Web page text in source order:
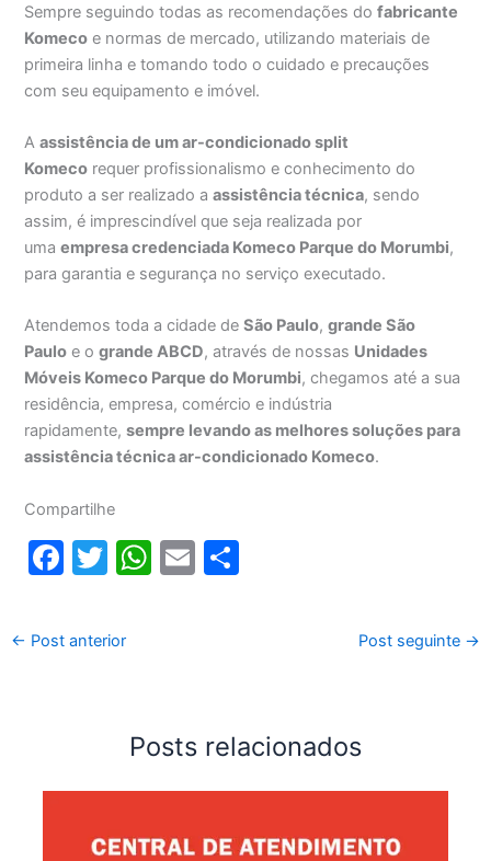
Sempre seguindo todas as recomendações dofabricante
Komeco e normas de mercado, utilizando materiais de
primeira linha e tomando todo o cuidado e precauções
com seu equipamento e imóvel.
Aassistência de um ar-condicionado split
Komeco requer profissionalismo e conhecimento do
produto a ser realizado aassistência técnica, sendo
assim, é imprescindível que seja realizada por
umaempresa credenciada Komeco Parque do Morumbi,
para garantia e segurança no serviço executado.
Atendemos toda a cidade deSão Paulo,grande São
Paulo e ogrande ABCD, através de nossas Unidades
Móveis Komeco Parque do Morumbi, chegamos até a sua
residência, empresa, comércio e indústria
rapidamente,sempre levando as melhores soluções para
assistência técnica ar-condicionado Komeco.
Compartilhe
F
c
e
k
T
itt
er
W
p
p
E
← Post anterior Post seguinte →
Posts relacionados